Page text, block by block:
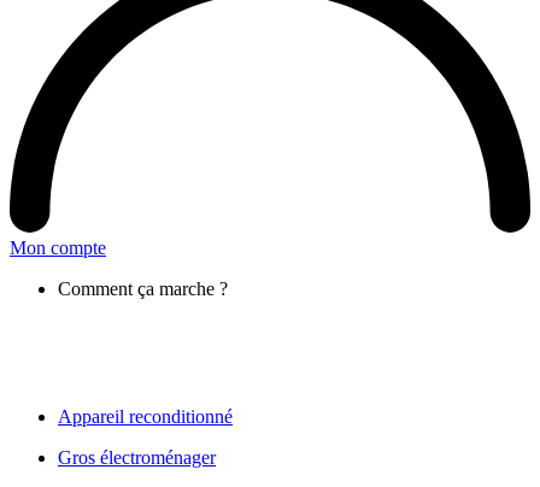
Mon compte
Comment ça marche ?
Appareil reconditionné
Gros électroménager